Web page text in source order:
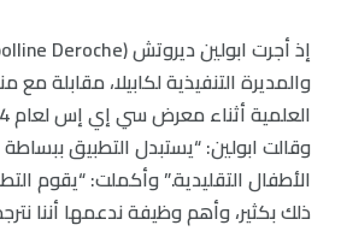
وقالت ابولين: “يستبدل التطبيق
الأطفال التقليدية.” وأكملت: “يقوم
ذلك بكثير، وأهم وظيفة ندعمها أننا